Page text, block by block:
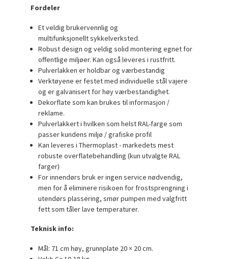
Fordeler
Et veldig brukervennlig og
multifunksjonellt sykkelverksted.
Robust design og veldig solid montering egnet for
offentlige miljøer. Kan også leveres i rustfritt.
Pulverlakken er holdbar og værbestandig
Verktøyene er festet med individuelle stål vajere
og er galvanisert for høy værbestandighet.
Dekorflate som kan brukes til informasjon /
reklame.
Pulverlakkert i hvilken som helst RAL-farge som
passer kundens miljø / grafiske profil
Kan leveres i Thermoplast - markedets mest
robuste overflatebehandling (kun utvalgte RAL
farger)
For innendørs bruk er ingen service nødvendig,
men for å eliminere risikoen for frostsprengning i
utendørs plassering, smør pumpen med valgfritt
fett som tåler lave temperaturer.
Teknisk info:
Mål: 71 cm høy, grunnplate 20 × 20 cm.